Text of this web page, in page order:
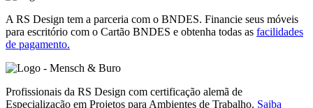
A RS Design tem a parceria com o BNDES. Financie seus móveis
para escritório com o Cartão BNDES e obtenha todas as facilidades
de pagamento.
Profissionais da RS Design com certificação alemã de
Especialização em Projetos para Ambientes de Trabalho. Saiba